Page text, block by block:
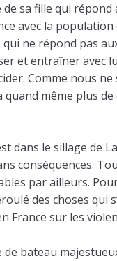
sa fille qui
avec la
ne répond pas
et entraîner
Comme nous
même plus
dans le sillage de
conséquences.
par ailleurs.
des choses
sur les
de bateau